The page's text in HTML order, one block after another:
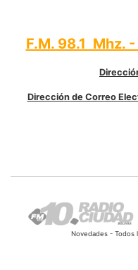
F.M. 98.1 Mhz.
Dirección de Correo
Novedades -